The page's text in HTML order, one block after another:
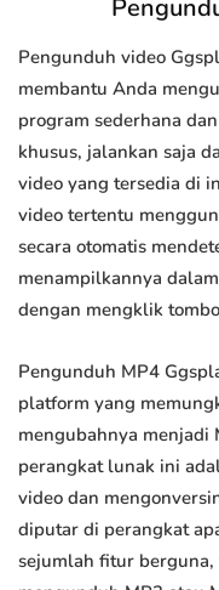
Pengunduh video
membantu Anda
program sederhana
khusus, jalankan saja
video yang tersedia di
video tertentu
secara otomatis
menampilkannya
dengan mengklik
Pengunduh MP4
platform yang
mengubahnya menjadi
perangkat lunak ini
video dan
diputar di perangkat
sejumlah fitur